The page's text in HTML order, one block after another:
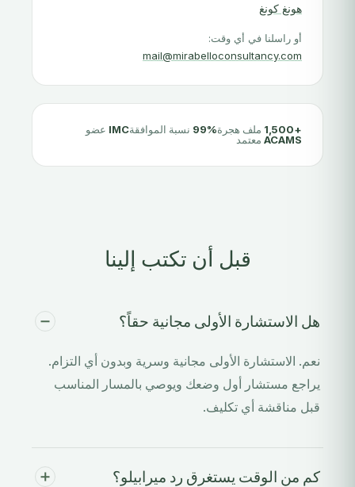
هونغ كونغ
أو راسلنا في أي وقت:
mail@mirabelloconsultancy.com
+1,500 ملف هجرة99% نسبة الموافقةIMC عضو
ACAMS معتمد
قبل أن تكتب إلينا
هل الاستشارة الأولى مجانية حقاً؟
نعم. الاستشارة الأولى مجانية وسرية وبدون أي التزام.
يراجع مستشار أول وضعك ويوصي بالمسار المناسب
قبل مناقشة أي تكليف.
كم من الوقت يستغرق رد ميرابيلو؟